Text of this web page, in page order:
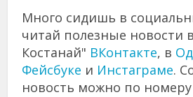
Много сидишь в
читай полезные новости
Костанай" ВКонтакте, в
Фейсбуке и Инстаграме.
новость можно по номеру